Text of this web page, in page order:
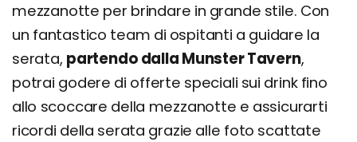
mezzanotte per brindare in grande stile. Con
un fantastico team di ospitanti a guidare la
serata, partendo dalla Munster Tavern,
potrai godere di offerte speciali sui drink fino
allo scoccare della mezzanotte e assicurarti
ricordi della serata grazie alle foto scattate